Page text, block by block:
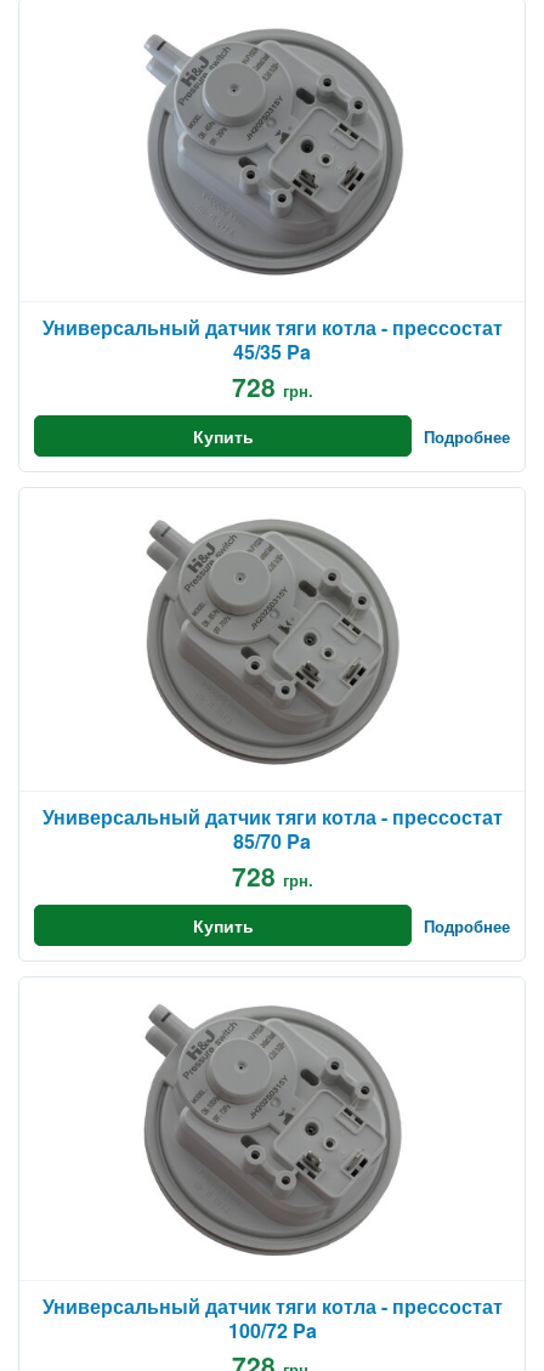
Универсальный датчик тяги котла - прессостат
45/35 Pa
728 грн.
Купить Подробнее
Универсальный датчик тяги котла - прессостат
85/70 Pa
728 грн.
Купить Подробнее
Универсальный датчик тяги котла - прессостат
100/72 Pa